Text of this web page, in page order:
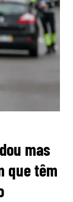
mas
que têm